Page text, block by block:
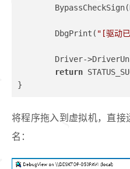
	DbgPrint(
"[驱动
Driver-
return
}
将程序拖入到虚拟机，直接
名：